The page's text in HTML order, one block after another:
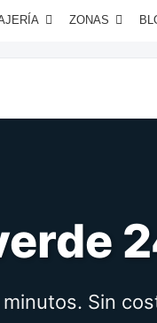
ZONAS
Sin